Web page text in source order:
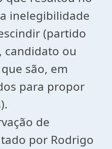
inelegibilidade
(partido
candidato ou
são, em
para propor
de
por Rodrigo